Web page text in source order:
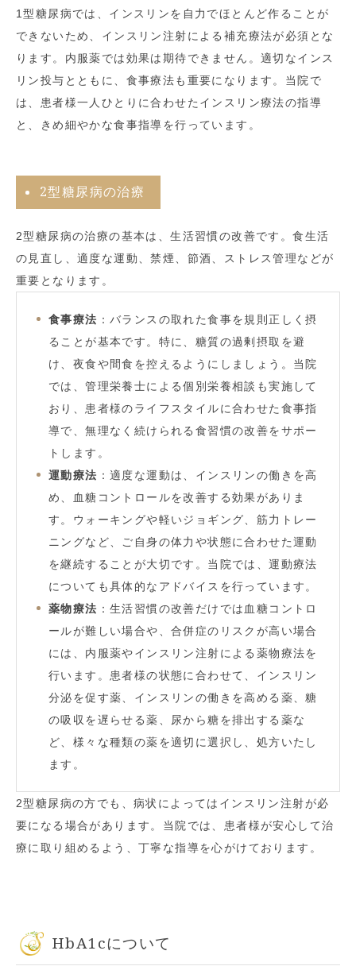
1型糖尿病では、インスリンを自力でほとんど作ることが
できないため、インスリン注射による補充療法が必須とな
ります。内服薬では効果は期待できません。適切なインス
リン投与とともに、食事療法も重要になります。当院で
は、患者様一人ひとりに合わせたインスリン療法の指導
と、きめ細やかな食事指導を行っています。
2型糖尿病の治療
2型糖尿病の治療の基本は、生活習慣の改善です。食生活
の見直し、適度な運動、禁煙、節酒、ストレス管理などが
重要となります。
食事療法 ：バランスの取れた食事を規則正しく摂
ることが基本です。特に、糖質の過剰摂取を避
け、夜食や間食を控えるようにしましょう。当院
では、管理栄養士による個別栄養相談も実施して
おり、患者様のライフスタイルに合わせた食事指
導で、無理なく続けられる食習慣の改善をサポー
トします。
運動療法 ：適度な運動は、インスリンの働きを高
め、血糖コントロールを改善する効果がありま
す。ウォーキングや軽いジョギング、筋力トレー
ニングなど、ご自身の体力や状態に合わせた運動
を継続することが大切です。当院では、運動療法
についても具体的なアドバイスを行っています。
薬物療法 ：生活習慣の改善だけでは血糖コントロ
ールが難しい場合や、合併症のリスクが高い場合
には、内服薬やインスリン注射による薬物療法を
行います。患者様の状態に合わせて、インスリン
分泌を促す薬、インスリンの働きを高める薬、糖
の吸収を遅らせる薬、尿から糖を排出する薬な
ど、様々な種類の薬を適切に選択し、処方いたし
ます。
2型糖尿病の方でも、病状によってはインスリン注射が必
要になる場合があります。当院では、患者様が安心して治
療に取り組めるよう、丁寧な指導を心がけております。
HbA1cについて